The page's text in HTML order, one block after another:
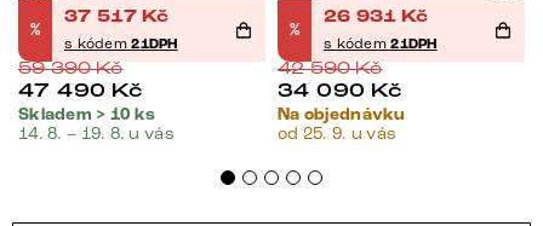
%
37 517 Kč
s kódem21DPH
59 390Kč
47 490 Kč
Skladem > 10 ks
14. 8. – 19. 8. u vás
%
26 931 Kč
s kódem21DPH
42 590Kč
34 090 Kč
Na objednávku
od 25. 9. u vás